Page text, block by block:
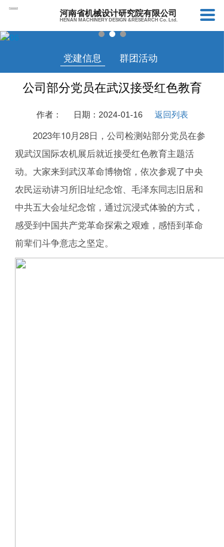
河南省机械设计研究院有限公司
HENAN MACHINERY DESIGN &RESEARCH Co. Ltd.
党建信息 群团活动
公司部分党员在武汉接受红色教育
作者： 日期：2024-01-16 返回列表
2023年10月28日，公司检测站部分党员在参
观武汉国际农机展后就近接受红色教育主题活
动。大家来到武汉革命博物馆，依次参观了中央
农民运动讲习所旧址纪念馆、毛泽东同志旧居和
中共五大会址纪念馆，通过沉浸式体验的方式，
感受到中国共产党革命探索之艰难，感悟到革命
前辈们斗争意志之坚定。